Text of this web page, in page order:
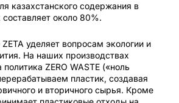
казахстанского содержания в
составляет около 80%.
уделяет вопросам экологии и
На наших производствах
ZERO WASTE («ноль
пластик, создавая
и вторичного сырья. Кроме